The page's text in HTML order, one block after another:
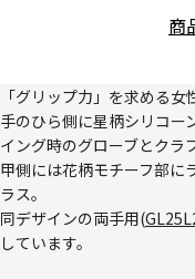
商
「グリップ力」を求める
手のひら側に星柄シリコー
イング時のグローブとクラ
甲側には花柄モチーフ部に
ラス。
同デザインの両手用(
しています。